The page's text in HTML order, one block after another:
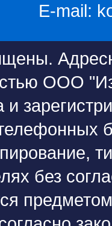
E-mail:
ООО
и
без